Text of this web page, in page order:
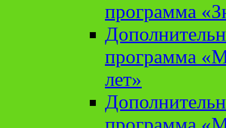
программа
программа
лет»